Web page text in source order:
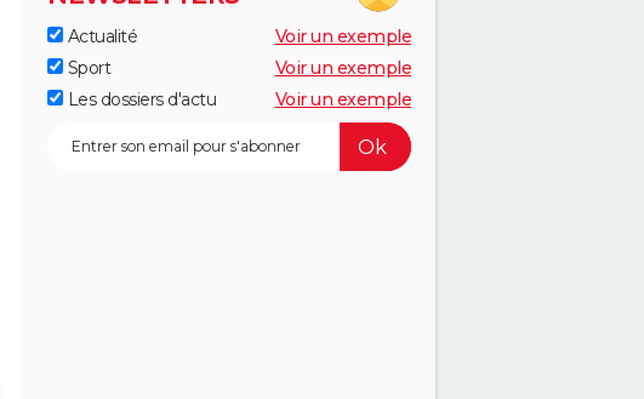
Actualité
Voir un exemple
Sport
Voir un exemple
Les dossiers d'actu
Voir un exemple